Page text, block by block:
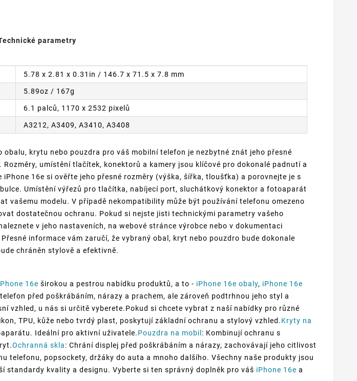
parametry
5.78 x 2.81 x 0.31in / 146.7 x 71.5 x 7.8 mm
5.89oz / 167g
6.1 palců, 1170 x 2532 pixelů
A3212, A3409, A3410, A3408
obalu, krytu nebo pouzdra pro váš mobilní telefon je nezbytné znát jeho přesné
Rozměry, umístění tlačítek, konektorů a kamery jsou klíčové pro dokonalé padnutí a
iPhone 16e si ověřte jeho přesné rozměry (výška, šířka, tloušťka) a porovnejte je s
Umístění výřezů pro tlačítka, nabíjecí port, sluchátkový konektor a fotoaparát
vašemu modelu. V případě nekompatibility může být používání telefonu omezeno
dostatečnou ochranu. Pokud si nejste jisti technickými parametry vašeho
v jeho nastaveních, na webové stránce výrobce nebo v dokumentaci
informace vám zaručí, že vybraný obal, kryt nebo pouzdro bude dokonale
chráněn stylově a efektivně.
16e širokou a pestrou nabídku produktů, a to - iPhone 16e obaly, iPhone 16e
před poškrábáním, nárazy a prachem, ale zároveň podtrhnou jeho styl a
vzhled, u nás si určitě vyberete.Pokud si chcete vybrat z naší nabídky pro různé
TPU, kůže nebo tvrdý plast, poskytují základní ochranu a stylový vzhled.Kryty na
Ideální pro aktivní uživatele.Pouzdra na mobil : Kombinují ochranu s
Ochranná skla: Chrání displej před poškrábáním a nárazy, zachovávají jeho citlivost
popsockety, držáky do auta a mnoho dalšího. Všechny naše produkty jsou
standardy kvality a designu. Vyberte si ten správný doplněk pro váš iPhone 16e a